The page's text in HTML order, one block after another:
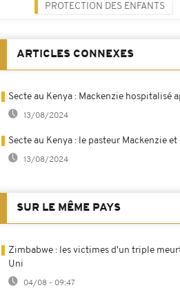
PROTECTION DES ENFANTS
ARTICLES CONNEXES
Secte au Kenya : Mackenzie hospitalisé
13/08/2024
Secte au Kenya : le pasteur Mackenzie
13/08/2024
SUR LE MÊME PAYS
Zimbabwe : les victimes d'un triple
Uni
04/08 - 09:47